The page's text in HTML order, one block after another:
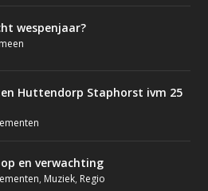
wespenjaar?
Huttendorp Staphorst ivm 25
en verwachting
, Muziek, Regio